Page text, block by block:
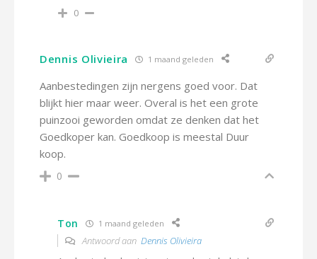
0
Dennis Olivieira 1 maand geleden
Aanbestedingen zijn nergens goed voor. Dat
blijkt hier maar weer. Overal is het een grote
puinzooi geworden omdat ze denken dat het
Goedkoper kan. Goedkoop is meestal Duur
koop.
0
Ton 1 maand geleden
Antwoord aan Dennis Olivieira